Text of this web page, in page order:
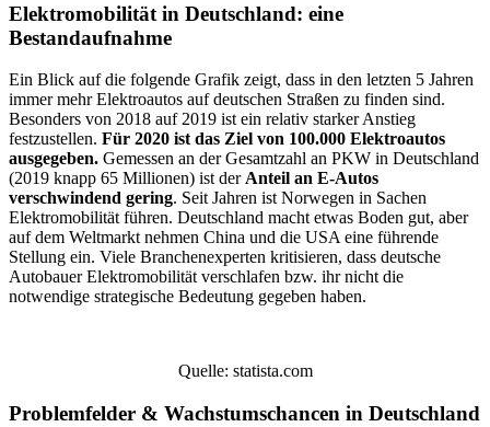
Elektromobilität in Deutschland: eine
Bestandaufnahme
Ein Blick auf die folgende Grafik zeigt, dass in den letzten 5 Jahren
immer mehr Elektroautos auf deutschen Straßen zu finden sind.
Besonders von 2018 auf 2019 ist ein relativ starker Anstieg
festzustellen. Für 2020 ist das Ziel von 100.000 Elektroautos
ausgegeben. Gemessen an der Gesamtzahl an PKW in Deutschland
(2019 knapp 65 Millionen) ist der Anteil an E-Autos
verschwindend gering. Seit Jahren ist Norwegen in Sachen
Elektromobilität führen. Deutschland macht etwas Boden gut, aber
auf dem Weltmarkt nehmen China und die USA eine führende
Stellung ein. Viele Branchenexperten kritisieren, dass deutsche
Autobauer Elektromobilität verschlafen bzw. ihr nicht die
notwendige strategische Bedeutung gegeben haben.
Quelle: statista.com
Problemfelder & Wachstumschancen in Deutschland